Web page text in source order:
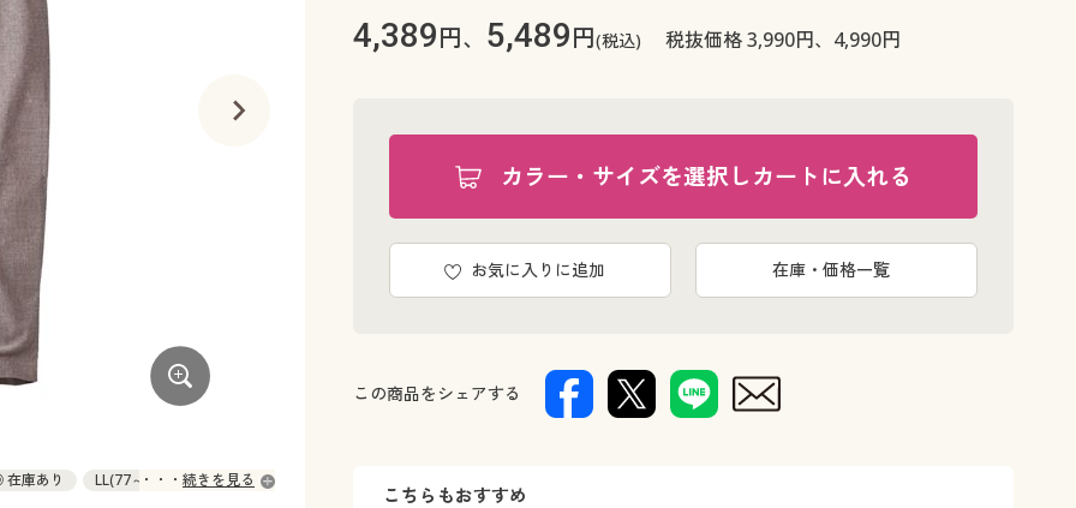
庫あり LL(77～85) ◎ 在庫あり
続きを見る
4,389円、 5,489円(税込) 税抜価格 3,990円、4,990円
カラー・サイズを選択しカートに入れる
お気に入りに追加 在庫・価格一覧
この商品をシェアする
こちらもおすすめ